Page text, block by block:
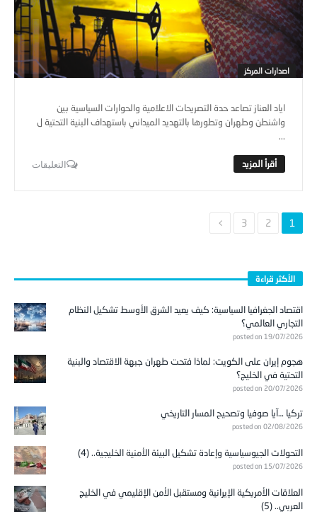
اصدارات المركز
اياد العناز تصاعد حدة التصريحات الاعلامية والحوارات السياسية بين
واشنطن وطهران وتطورها بالتهديد الميداني باستهداف البنية التحتية ل
...
التعليقات
1
2
3
الأكثر قراءة
اقتصاد الجغرافيا السياسية: كيف يعيد الشرق الأوسط تشكيل النظام
التجاري العالمي؟
posted on 19/07/2026
هجوم إيران على الكويت: لماذا فتحت طهران جبهة الاقتصاد والبنية
التحتية في الخليج؟
posted on 20/07/2026
تركيا …آيا صوفيا وتصحيح المسار التاريخي
posted on 02/08/2026
التحولات الجيوسياسية وإعادة تشكيل البيئة الأمنية الخليجية.. (4)
posted on 15/07/2026
العلاقات الأمريكية الإيرانية ومستقبل الأمن الإقليمي في الخليج
العربي.. (5)